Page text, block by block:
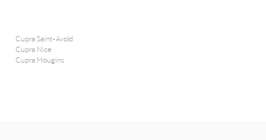
Cupra Saint-Avold
Cupra Nice
Cupra Mougins